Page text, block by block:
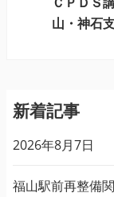
山・神石
新着記事
2026年8月7日
福山駅前再整備